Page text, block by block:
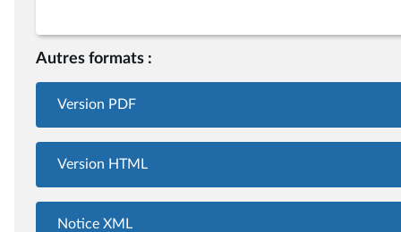
Autres formats :
Version PDF
Version HTML
Notice XML